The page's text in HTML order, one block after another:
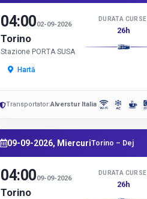
04:0002-09-2026
Torino
Stazione PORTA SUSA
Hartă
DURATA CURSEI
26h
Transportator:Alverstur Italia
09-09-2026, MiercuriTorino – Dej
04:0009-09-2026
Torino
DURATA CURSEI
26h